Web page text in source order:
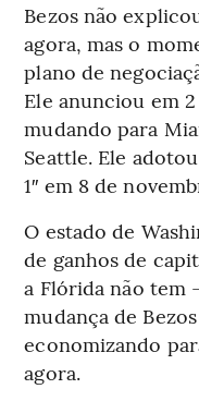
Bezos não
agora, mas o
plano de
Ele anunciou em
mudando para
Seattle. Ele
1″ em 8 de
O estado de
de ganhos de
a Flórida não tem
mudança de
economizando
agora.